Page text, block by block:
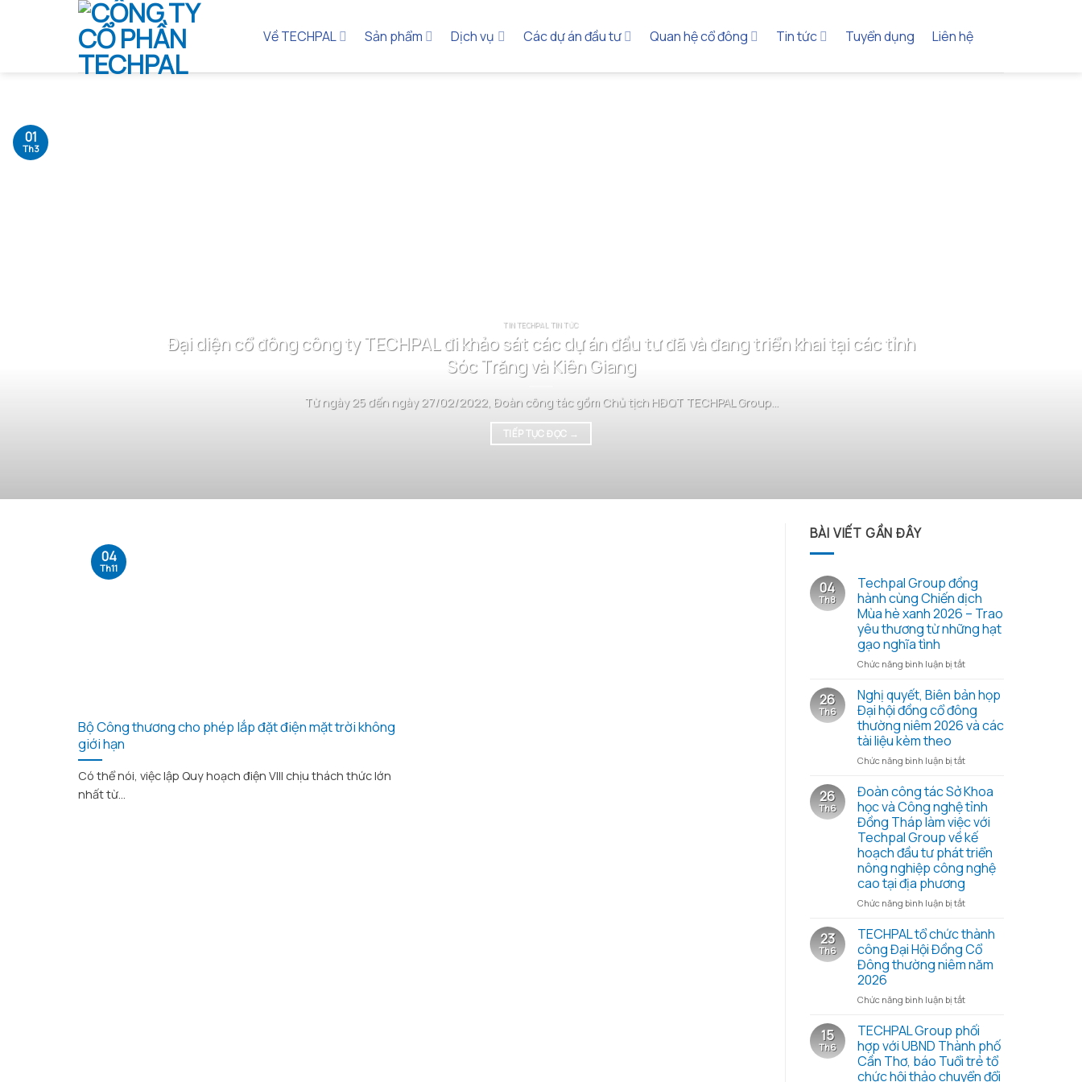
Về TECHPAL Sản phẩm Dịch vụ Các dự án đầu tư Quan hệ cổ đông Tin tức Tuyển dụng Liên hệ
TIN TECHPAL TIN TỨC
Đại diện cổ đông công ty TECHPAL đi khảo sát các dự án đầu tư đã và đang triển khai tại các tỉnh
Sóc Trăng và Kiên Giang
Từ ngày 25 đến ngày 27/02/2022, Đoàn công tác gồm Chủ tịch HĐQT TECHPAL Group...
TIẾP TỤC ĐỌC →
01
Th3
Bộ Công thương cho phép lắp đặt điện mặt trời không
giới hạn
Có thể nói, việc lập Quy hoạch điện VIII chịu thách thức lớn
nhất từ...
04
Th11
BÀI VIẾT GẦN ĐÂY
04
Th8
Techpal Group đồng
hành cùng Chiến dịch
Mùa hè xanh 2026 – Trao
yêu thương từ những hạt
gạo nghĩa tình
Chức năng bình luận bị tắtở
Group
đồng
hành
cùng
dịch
hè
xanh
2026
–
Trao
yêu
thương
từ
hạt
nghĩa
tình
26
Th6
Nghị quyết, Biên bản họp
Đại hội đồng cổ đông
thường niêm 2026 và các
tài liệu kèm theo
Chức năng bình luận bị tắtở
quyết,
Biên
bản
họp
Đại
hội
đồng
cổ
thường
2026
và
các
kèm
26
Th6
Đoàn công tác Sở Khoa
học và Công nghệ tỉnh
Đồng Tháp làm việc với
Techpal Group về kế
hoạch đầu tư phát triển
nông nghiệp công nghệ
cao tại địa phương
Chức năng bình luận bị tắtở
công
tác
Sở
Khoa
và
nghệ
tỉnh
Đồng
Tháp
23
Th6
TECHPAL tổ chức thành
công Đại Hội Đồng Cổ
Đông thường niêm năm
2026
Chức năng bình luận bị tắtở
tổ
chức
thành
công
15
Th6
TECHPAL Group phối
hợp với UBND Thành phố
Cần Thơ, báo Tuổi trẻ tổ
chức hội thảo chuyển đổi